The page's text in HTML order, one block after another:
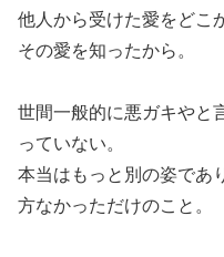
他人から受けた愛をどこ
その愛を知ったから。
世間一般的に悪ガキやと
っていない。
本当はもっと別の姿であ
方なかっただけのこと。